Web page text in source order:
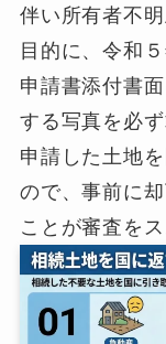
伴い所有者不
目的に、令和
申請書添付書
する写真を必
申請した土地
ので、事前に
ことが審査を